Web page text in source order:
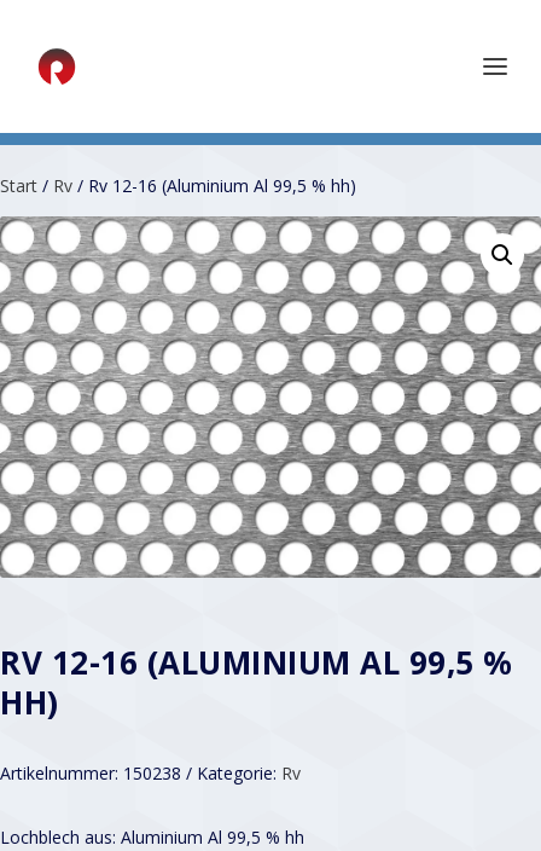
Start / Rv / Rv 12-16 (Aluminium Al 99,5 % hh)
RV 12-16 (ALUMINIUM AL 99,5 %
HH)
Artikelnummer: 150238 Kategorie: Rv
Lochblech aus: Aluminium Al 99,5 % hh